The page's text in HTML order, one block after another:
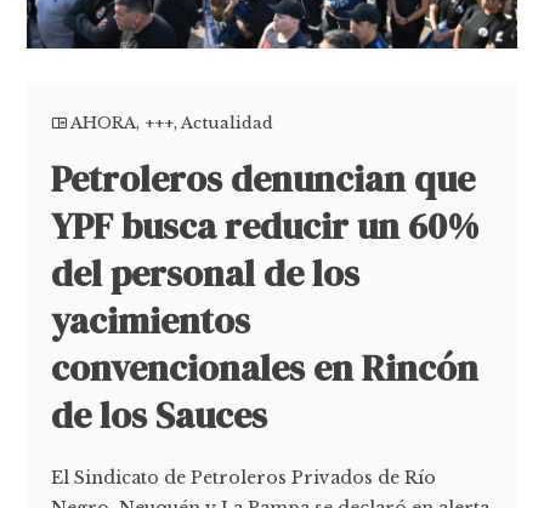
AHORA, +++,Actualidad
Petroleros denuncian que
YPF busca reducir un 60%
del personal de los
yacimientos
convencionales en Rincón
de los Sauces
El Sindicato de Petroleros Privados de Río